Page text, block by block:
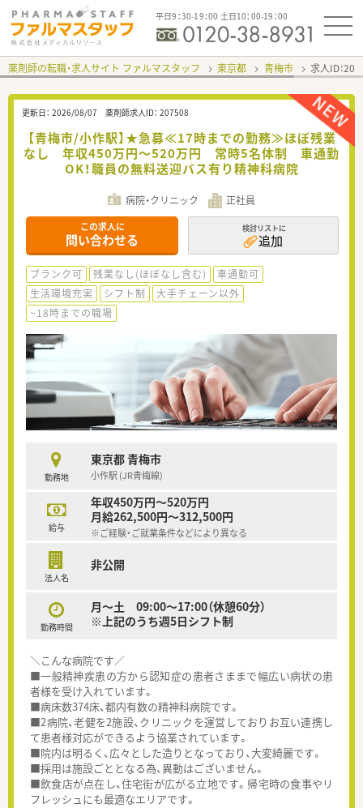
平日9：30-19：00 土日10：00-19：00
薬剤師の転職・求人サイト ファルマスタッフ 東京都 青梅市 求人ID：
更新日： 2026/08/07 薬剤師求人ID： 207508
【青梅市/小作駅】★急募≪17時までの勤務≫ほぼ残業
なし 年収450万円～520万円 常時5名体制 車通勤
OK！職員の無料送迎バス有り精神科病院
病院・クリニック 正社員
この求人に
問い合わせる
検討リストに
追加
ブランク可 残業なし(ほぼなし含む)
車通勤可
生活環境充実
シフト制
大手チェーン以外
~18時までの職場
勤務地
東京都 青梅市
小作駅 (JR青梅線)
給与
年収450万円～520万円
月給262,500円～312,500円
※ご経験・ご就業条件などにより異なる
法人名
非公開
勤務時間
月～土 09:00～17:00（休憩60分）
※上記のうち週5日シフト制
＼こんな病院です／
■一般精神疾患の方から認知症の患者さままで幅広い病状の患
者様を受け入れています。
■病床数374床、都内有数の精神科病院です。
■2病院、老健を2施設、クリニックを運営しておりお互い連携し
て患者様対応ができるよう協業されています。
■院内は明るく、広々とした造りとなっており、大変綺麗です。
■採用は施設ごととなる為、異動はございません。
■飲食店が点在し、住宅街が広がる立地です。帰宅時の食事やリ
フレッシュにも最適なエリアです。